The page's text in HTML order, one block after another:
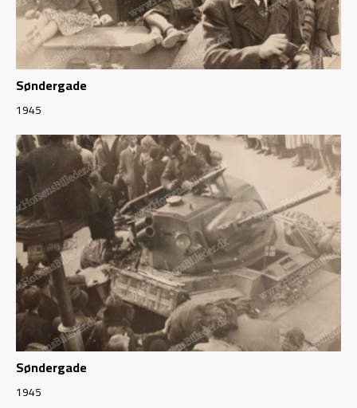
Søndergade
1945
Søndergade
1945